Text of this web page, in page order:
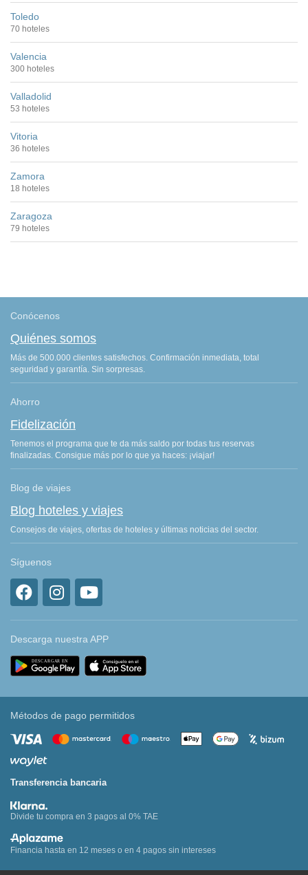
Toledo
70 hoteles
Valencia
300 hoteles
Valladolid
53 hoteles
Vitoria
36 hoteles
Zamora
18 hoteles
Zaragoza
79 hoteles
Conócenos
Quiénes somos
Más de 500.000 clientes satisfechos. Confirmación inmediata, total
seguridad y garantía. Sin sorpresas.
Ahorro
Fidelización
Tenemos el programa que te da más saldo por todas tus reservas
finalizadas. Consigue más por lo que ya haces: ¡viajar!
Blog de viajes
Blog hoteles y viajes
Consejos de viajes, ofertas de hoteles y últimas noticias del sector.
Síguenos
Descarga nuestra APP
Métodos de pago permitidos
Transferencia bancaria
Divide tu compra en 3 pagos al 0% TAE
Financia hasta en 12 meses o en 4 pagos sin intereses